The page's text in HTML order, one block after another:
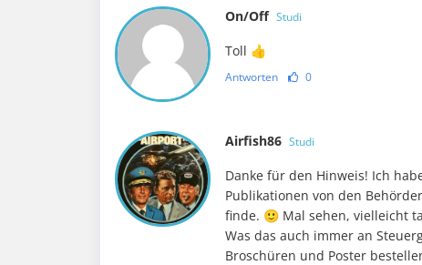
On/Off Studi
Toll 👍
Antworten 0
Airfish86 Studi
Danke für den Hinweis! Ich
Publikationen von den
finde. 🙂 Mal sehen, vielleicht
Was das auch immer an
Broschüren und Poster